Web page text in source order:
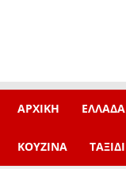
ΑΡΧΙΚΗ ΕΛΛΑΔΑ
ΚΟΥΖΙΝΑ ΤΑΞΙΔΙ